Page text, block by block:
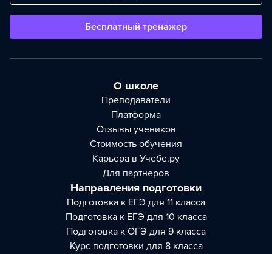
Бесплатный тренажер
О школе
Преподаватели
Платформа
Отзывы учеников
Стоимость обучения
Карьера в Учебе.ру
Для партнеров
Направления подготовки
Подготовка к ЕГЭ для 11 класса
Подготовка к ЕГЭ для 10 класса
Подготовка к ОГЭ для 9 класса
Курс подготовки для 8 класса